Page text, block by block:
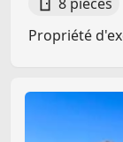
8 pièces
Propriété